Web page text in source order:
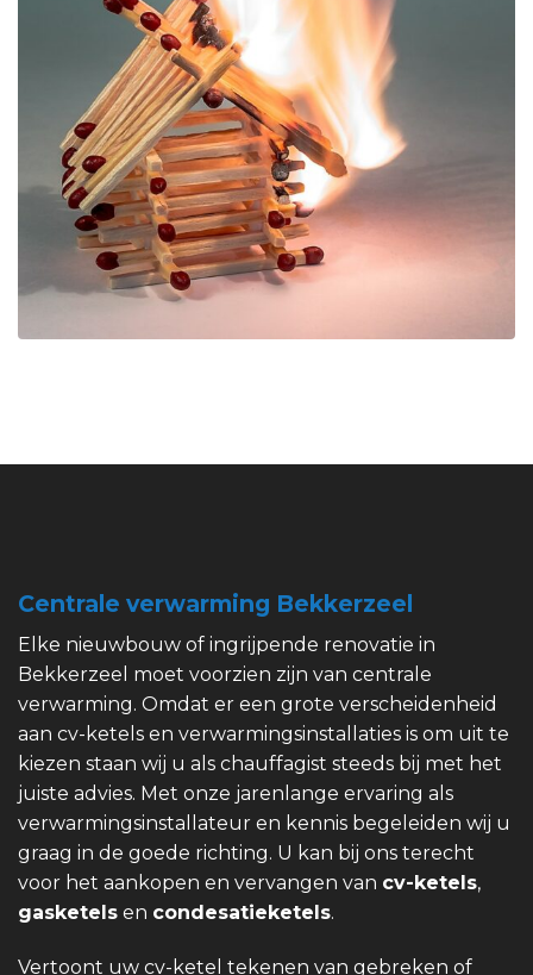
Centrale verwarming Bekkerzeel
Elke nieuwbouw of ingrijpende renovatie in
Bekkerzeel moet voorzien zijn van centrale
verwarming. Omdat er een grote verscheidenheid
aan cv-ketels en verwarmingsinstallaties is om uit te
kiezen staan wij u als chauffagist steeds bij met het
juiste advies. Met onze jarenlange ervaring als
verwarmingsinstallateur en kennis begeleiden wij u
graag in de goede richting. U kan bij ons terecht
voor het aankopen en vervangen van cv-ketels,
gasketels en condesatieketels.
Vertoont uw cv-ketel tekenen van gebreken of